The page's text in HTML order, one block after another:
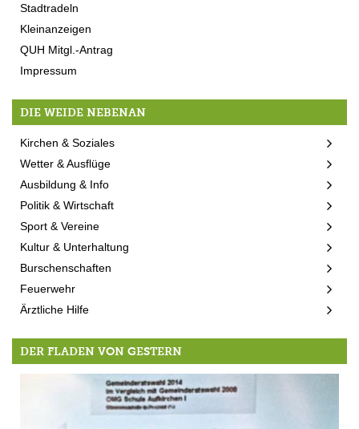
Stadtradeln
Kleinanzeigen
QUH Mitgl.-Antrag
Impressum
DIE WEIDE NEBENAN
Kirchen & Soziales
Wetter & Ausflüge
Ausbildung & Info
Politik & Wirtschaft
Sport & Vereine
Kultur & Unterhaltung
Burschenschaften
Feuerwehr
Ärztliche Hilfe
DER FLADEN VON GESTERN